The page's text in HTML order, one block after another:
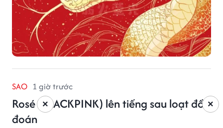
SAO 1 giờ trước
Rosé (BLACKPINK) lên tiếng sau loạt đồn
đoán
×
×